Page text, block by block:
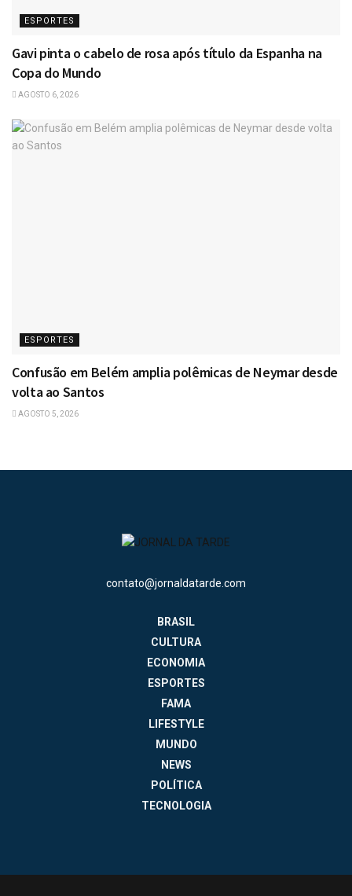
ESPORTES
Gavi pinta o cabelo de rosa após título da Espanha na
Copa do Mundo
AGOSTO 6, 2026
ESPORTES
Confusão em Belém amplia polêmicas de Neymar desde
volta ao Santos
AGOSTO 5, 2026
contato@jornaldatarde.com
BRASIL
CULTURA
ECONOMIA
ESPORTES
FAMA
LIFESTYLE
MUNDO
NEWS
POLÍTICA
TECNOLOGIA